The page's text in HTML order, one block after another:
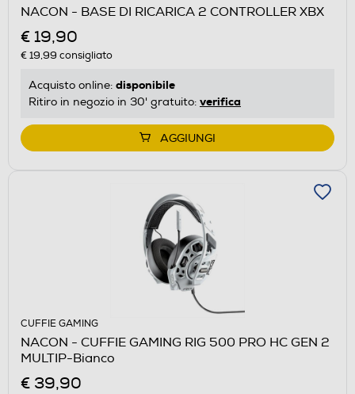
NACON - BASE DI RICARICA 2 CONTROLLER XBX
€ 19,90
€ 19,99 consigliato
Acquisto online: disponibile
Ritiro in negozio in 30' gratuito: verifica
AGGIUNGI
CUFFIE GAMING
NACON - CUFFIE GAMING RIG 500 PRO HC GEN 2
MULTIP-Bianco
€ 39,90